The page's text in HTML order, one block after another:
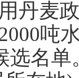
丹麦
吨
选名